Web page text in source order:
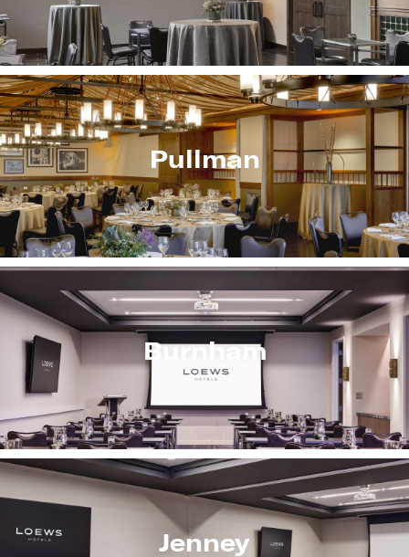
Pullman
Burnham
Jenney